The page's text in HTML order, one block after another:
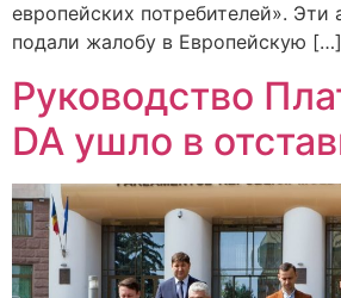
европейских потребителей». Эти
подали жалобу в Европейскую […]
Руководство
DA ушло в